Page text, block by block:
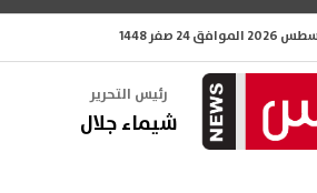
رئيس التحرير
شيماء جلال